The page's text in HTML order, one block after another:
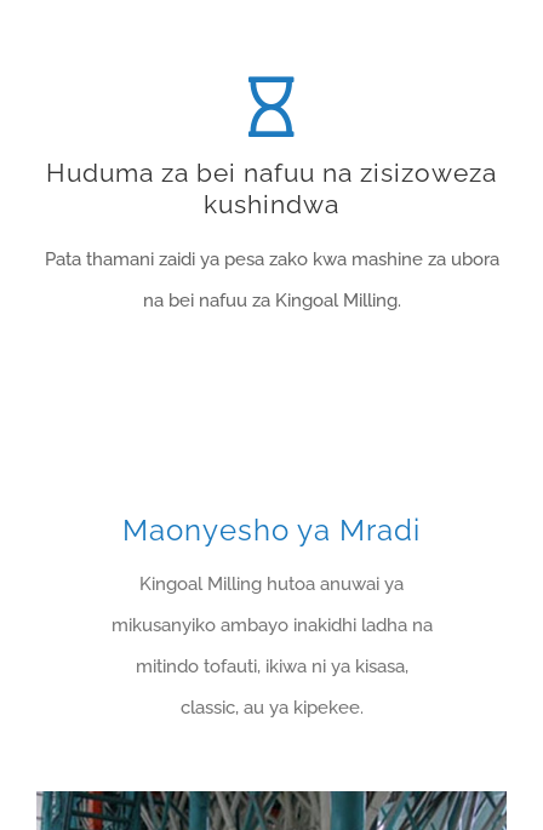
Huduma za bei nafuu na zisizoweza
kushindwa
Pata thamani zaidi ya pesa zako kwa mashine za ubora
na bei nafuu za Kingoal Milling.
Maonyesho ya Mradi
Kingoal Milling hutoa anuwai ya
mikusanyiko ambayo inakidhi ladha na
mitindo tofauti, ikiwa ni ya kisasa,
classic, au ya kipekee.